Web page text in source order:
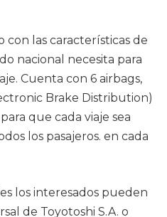
con las características de
nacional necesita para
Cuenta con 6 airbags,
Brake Distribution)
que cada viaje sea
los pasajeros. en cada
los interesados pueden
de Toyotoshi S.A. o